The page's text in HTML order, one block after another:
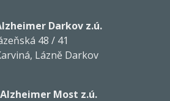
Darkov z.ú.
48 / 41
Lázně Darkov
Most z.ú.